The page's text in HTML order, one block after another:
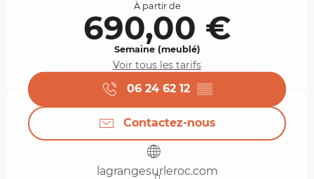
À partir de
690,00 €
Semaine (meublé)
Voir tous les tarifs
06 24 62 12 ▒▒
Contactez-nous
lagrangesurleroc.com